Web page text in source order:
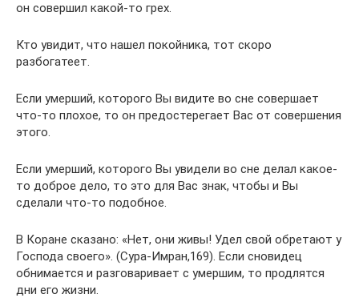
он совершил какой-то грех.
Кто увидит, что нашел покойника, тот скоро
разбогатеет.
Если умерший, которого Вы видите во сне совершает
что-то плохое, то он предостерегает Вас от совершения
этого.
Если умерший, которого Вы увидели во сне делал какое-
то доброе дело, то это для Вас знак, чтобы и Вы
сделали что-то подобное.
В Коране сказано: «Нет, они живы! Удел свой обретают у
Господа своего». (Сура-Имран,169). Если сновидец
обнимается и разговаривает с умершим, то продлятся
дни его жизни.